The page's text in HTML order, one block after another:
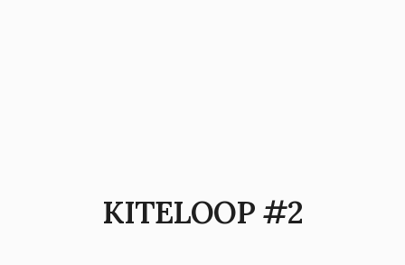
KITELOOP #2